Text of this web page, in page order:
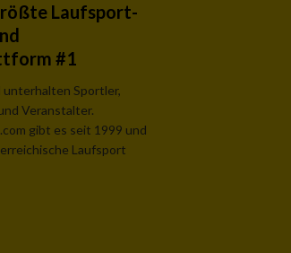
Laufsport-
#1
Sportler,
Veranstalter.
gibt es seit 1999 und
Laufsport